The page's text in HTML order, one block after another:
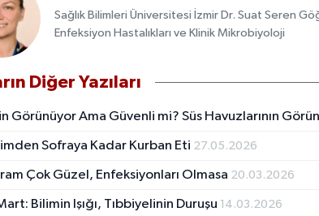
Sağlık Bilimleri Üniversitesi İzmir Dr. Suat Seren
Enfeksiyon Hastalıkları ve Klinik Mikrobiyoloji
Diğer Yazıları
Görünüyor Ama Güvenli mi? Süs Havuzlarının
Sofraya Kadar Kurban Eti 27.05.2026
Çok Güzel, Enfeksiyonları Olmasa 20.03.2026
Bilimin Işığı, Tıbbiyelinin Duruşu 14.03.2026